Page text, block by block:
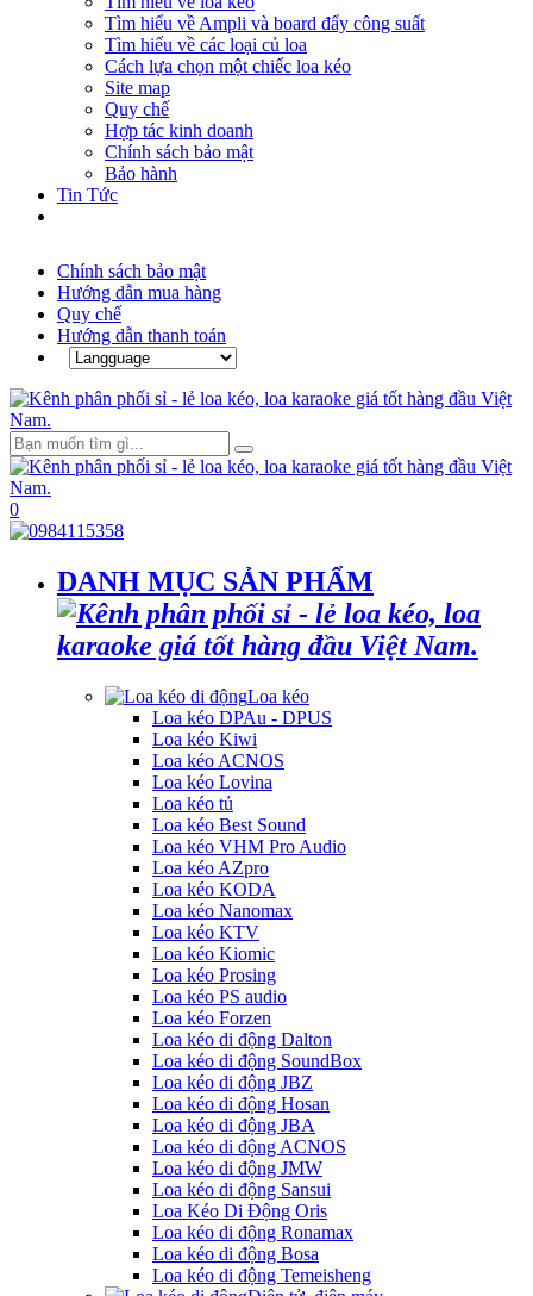
Tìm hiểu về Ampli và board đẩy công suất
Tìm hiểu về các loại củ loa
Cách lựa chọn một chiếc loa kéo
Site map
Quy chế
Hợp tác kinh doanh
Chính sách bảo mật
Bảo hành
Tin Tức
Chính sách bảo mật
Hướng dẫn mua hàng
Quy chế
Hướng dẫn thanh toán
0
DANH MỤC SẢN PHẨM
Loa kéo
Loa kéo DPAu - DPUS
Loa kéo Kiwi
Loa kéo ACNOS
Loa kéo Lovina
Loa kéo tủ
Loa kéo Best Sound
Loa kéo VHM Pro Audio
Loa kéo AZpro
Loa kéo KODA
Loa kéo Nanomax
Loa kéo KTV
Loa kéo Kiomic
Loa kéo Prosing
Loa kéo PS audio
Loa kéo Forzen
Loa kéo di động Dalton
Loa kéo di động SoundBox
Loa kéo di động JBZ
Loa kéo di động Hosan
Loa kéo di động JBA
Loa kéo di động ACNOS
Loa kéo di động JMW
Loa kéo di động Sansui
Loa Kéo Di Động Oris
Loa kéo di động Ronamax
Loa kéo di động Bosa
Loa kéo di động Temeisheng